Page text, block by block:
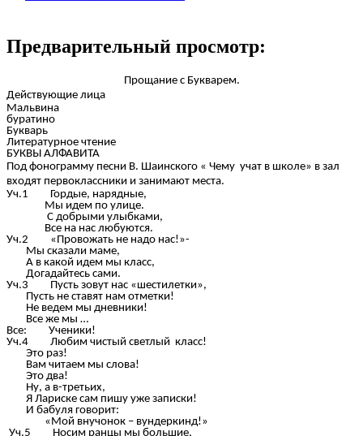
Предварительный просмотр:
Прощание с Букварем.
Действующие лица
Мальвина
буратино
Букварь
Литературное чтение
БУКВЫ АЛФАВИТА
Под фонограмму песни В. Шаинского « Чему учат в школе» в зал
входят первоклассники и занимают места.
Уч.1 Гордые, нарядные,
Мы идем по улице.
С добрыми улыбками,
Все на нас любуются.
Уч.2 «Провожать не надо нас!»-
Мы сказали маме,
А в какой идем мы класс,
Догадайтесь сами.
Уч.3 Пусть зовут нас «шестилетки»,
Пусть не ставят нам отметки!
Не ведем мы дневники!
Все же мы …
Все: Ученики!
Уч.4 Любим чистый светлый класс!
Это раз!
Вам читаем мы слова!
Это два!
Ну, а в-третьих,
Я Лариске сам пишу уже записки!
И бабуля говорит:
«Мой внучонок – вундеркинд!»
Уч.5 Носим ранцы мы большие,